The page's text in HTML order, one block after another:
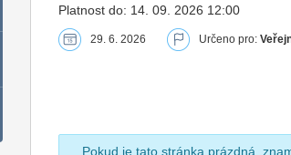
Platnost do: 14. 09. 2026 12:00
29. 6. 2026 Určeno pro:
Pokud je tato stránka prázdná,